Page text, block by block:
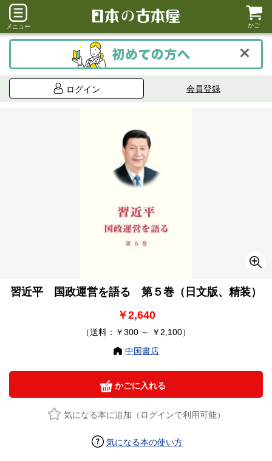
メニュー かご
ログイン 会員登録
習近平 国政運営を語る 第５巻（日文版、精装）
￥2,640
（送料：￥300 ～ ￥2,100）
中国書店
かごに入れる
気になる本に追加（ログインで利用可能）
気になる本の使い方